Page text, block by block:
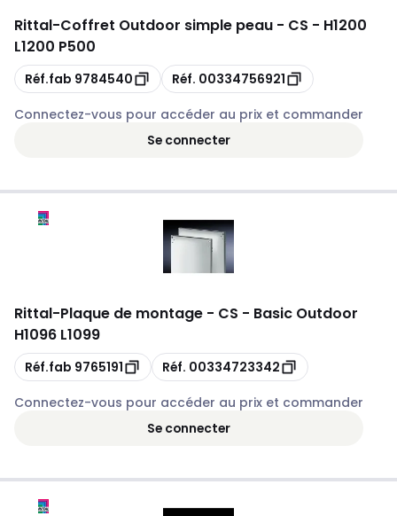
Rittal-Coffret Outdoor simple peau - CS - H1200
L1200 P500
Copie
Réf.fab 9784540 Copie
Réf. 00334756921
Connectez-vous pour accéder au prix et commander
Se connecter
Rittal-Plaque de montage - CS - Basic Outdoor
H1096 L1099
Copie
Réf.fab 9765191 Copie
Réf. 00334723342
Connectez-vous pour accéder au prix et commander
Se connecter